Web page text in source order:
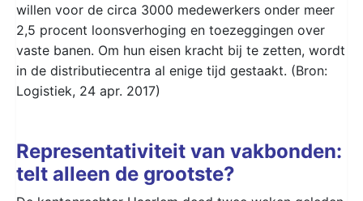
willen voor de circa 3000 medewerkers onder meer
2,5 procent loonsverhoging en toezeggingen over
vaste banen. Om hun eisen kracht bij te zetten, wordt
in de distributiecentra al enige tijd gestaakt. (Bron:
Logistiek, 24 apr. 2017)
Representativiteit van vakbonden:
telt alleen de grootste?